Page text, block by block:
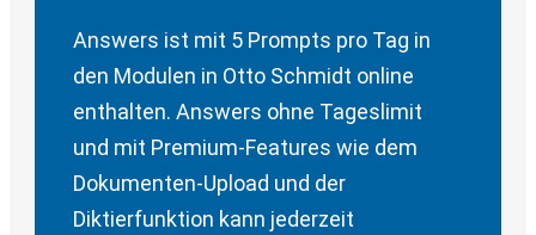
Answers ist mit 5 Prompts pro Tag in
den Modulen in Otto Schmidt online
enthalten. Answers ohne Tageslimit
und mit Premium-Features wie dem
Dokumenten-Upload und der
Diktierfunktion kann jederzeit